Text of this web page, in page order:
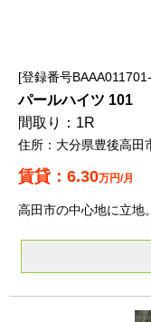
登録番号
パールハイツ 101
1R
大分県豊後高田
6.30万円/月
高田市の中心地に立地